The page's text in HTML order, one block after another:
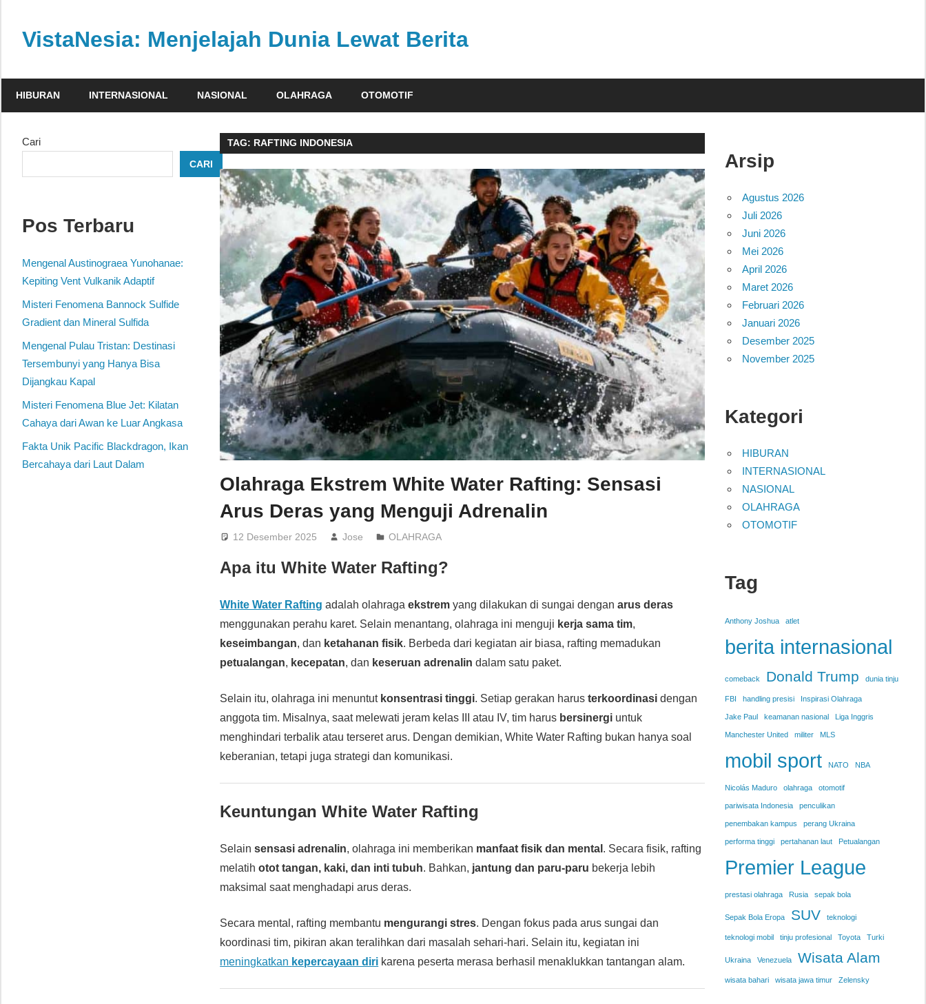
contentVistaNesia: Menjelajah Dunia Lewat Berita
dan
dalam
platform
HIBURAN INTERNASIONAL NASIONAL OLAHRAGA OTOMOTIF
TAG: RAFTING INDONESIA
Olahraga Ekstrem White Water Rafting: Sensasi
Arus Deras yang Menguji Adrenalin
12 Desember 2025 Jose OLAHRAGA
Apa itu White Water Rafting?
White Water Rafting adalah olahragaekstrem yang dilakukan di sungai denganarus deras
menggunakan perahu karet. Selain menantang, olahraga ini menguji kerja sama tim,
keseimbangan, dan ketahanan fisik. Berbeda dari kegiatan air biasa, rafting memadukan
petualangan, kecepatan, dan keseruan adrenalin dalam satu paket.
Selain itu, olahraga ini menuntut konsentrasi tinggi. Setiap gerakan harusterkoordinasi dengan
anggota tim. Misalnya, saat melewati jeram kelas III atau IV, tim harus bersinergi untuk
menghindari terbalik atau terseret arus. Dengan demikian, White Water Rafting bukan hanya soal
keberanian, tetapi juga strategi dan komunikasi.
Keuntungan White Water Rafting
Selainsensasi adrenalin, olahraga ini memberikan manfaat fisik dan mental . Secara fisik, rafting
melatihotot tangan, kaki, dan inti tubuh. Bahkan, jantung dan paru-paru bekerja lebih
maksimal saat menghadapi arus deras.
Secara mental, rafting membantu mengurangi stres. Dengan fokus pada arus sungai dan
koordinasi tim, pikiran akan teralihkan dari masalah sehari-hari. Selain itu, kegiatan ini
meningkatkan kepercayaan diri karena peserta merasa berhasil menaklukkan tantangan alam.
Cari
CARI
Pos Terbaru
Mengenal Austinograea Yunohanae:
Kepiting Vent Vulkanik Adaptif
Misteri Fenomena Bannock Sulfide
Gradient dan Mineral Sulfida
Mengenal Pulau Tristan: Destinasi
Tersembunyi yang Hanya Bisa
Dijangkau Kapal
Misteri Fenomena Blue Jet: Kilatan
Cahaya dari Awan ke Luar Angkasa
Fakta Unik Pacific Blackdragon, Ikan
Bercahaya dari Laut Dalam
Arsip
Agustus 2026
Juli 2026
Juni 2026
Mei 2026
April 2026
Maret 2026
Februari 2026
Januari 2026
Desember 2025
November 2025
Kategori
HIBURAN
INTERNASIONAL
NASIONAL
OLAHRAGA
OTOMOTIF
Tag
Anthony Joshua atlet
berita internasional
comeback Donald Trump dunia tinju
FBI handling presisi Inspirasi Olahraga
Jake Paul keamanan nasional Liga Inggris
Manchester United militer MLS
mobil sport NATO NBA
Nicolás Maduro olahraga otomotif
pariwisata Indonesia penculikan
penembakan kampus perang Ukraina
performa tinggi pertahanan laut Petualangan
Premier League
prestasi olahraga Rusia sepak bola
Sepak Bola Eropa SUV teknologi
teknologi mobil tinju profesional Toyota Turki
Ukraina Venezuela Wisata Alam
wisata bahari wisata jawa timur Zelensky